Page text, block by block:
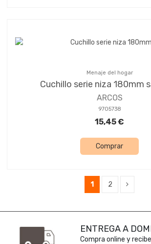
Menaje del hogar
Cuchillo serie niza 180mm
ARCOS
9705738
15,45 €
Comprar
1 2
ENTREGA A
Compra online y